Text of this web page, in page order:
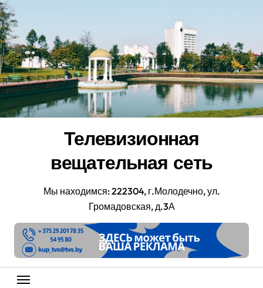
Перейти
к
содержанию
Телевизионная
вещательная сеть
Мы находимся: 222304, г.Молодечно, ул.
Громадовская, д.3А